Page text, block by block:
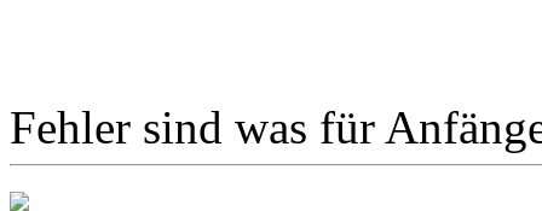
Fehler sind was für